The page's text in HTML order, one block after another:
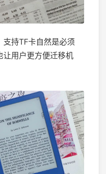
持TF卡自然是必须
让用户更方便迁移机